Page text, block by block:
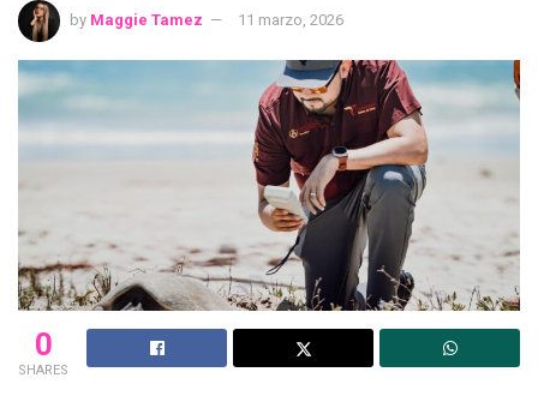
by Maggie Tamez 11 marzo, 2026
0
SHARES